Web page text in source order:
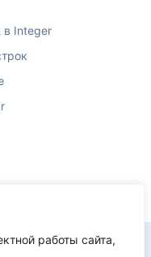
работы сайта,
в Integer